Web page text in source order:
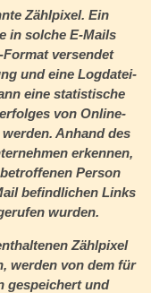
Zählpixel. Ein
in solche E-Mails
versendet
und eine Logdatei-
eine statistische
von Online-
Anhand des
erkennen,
Person
befindlichen Links
wurden.
Zählpixel
werden von dem für
gespeichert und